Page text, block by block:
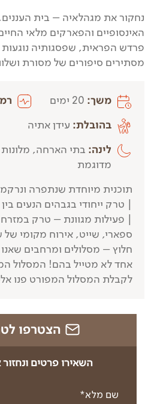
נחקור את מגהלאיה – בית
האינסופיים והפארקים מלאי
פרדש הפראית, שפסגותיה
מסתירים סיפורים של מסורת
משך:
בהובלת: עידן אתיה
לינה: בתי הארחה,
מדוגמת
תוכנית מיוחדת שנתפרה
| פעילות מגוונת – טרק
ספארי, שייט, אירוח מקומי
חלוץ – מסלולים ומרחבים
אחד לא מטייל בהם! המסלול
לקבלת המסלול המפורט פנו
הצטרפו
השאירו פרטים
שם מלא*